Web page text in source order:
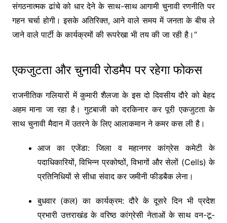
संगठनात्मक ढांचे को धार देने के साथ-साथ आगामी चुनावी रणनीति पर
गहन चर्चा होगी। इसके अतिरिक्त, आने वाले समय में जनता के बीच ले
जाने वाले पार्टी के कार्यक्रमों की रूपरेखा भी तय की जा रही है।”
एकजुटता और चुनावी रोडमैप पर रहेगा फोकस
राजनीतिक गलियारों में कुमारी शैलजा के इस दो दिवसीय दौरे को बेहद
अहम माना जा रहा है। गुटबाजी को दरकिनार कर पूरी एकजुटता के
साथ चुनावी मैदान में उतरने के लिए आलाकमान ने कमर कस ली है।
आज का एजेंडा: जिला व महानगर कांग्रेस कमेटी के
पदाधिकारियों, विभिन्न प्रकोष्ठों, विभागों और सेलों (Cells) के
प्रतिनिधियों से सीधा संवाद कर जमीनी फीडबैक लेना।
बुधवार (कल) का कार्यक्रम: दौरे के दूसरे दिन भी प्रदेश
प्रभारी उत्तराखंड के वरिष्ठ कांग्रेसी नेताओं के साथ वन-टू-